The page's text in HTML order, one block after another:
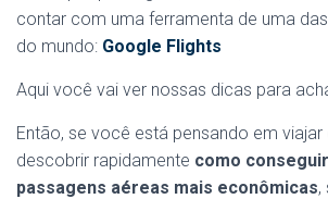
contar com uma ferramenta de uma
do mundo: Google Flights
Aqui você vai ver nossas dicas para
Então, se você está pensando em
descobrir rapidamente como
passagens aéreas mais econômicas,